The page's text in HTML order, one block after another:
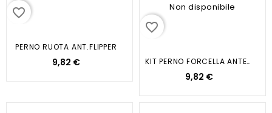
favorite_border
PERNO RUOTA ANT.FLIPPER
9,82 €
Non disponibile
favorite_border
KIT PERNO FORCELLA ANTERIORE APE...
9,82 €